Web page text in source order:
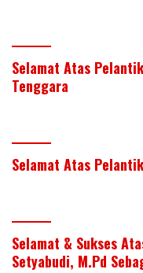
Selamat Atas
Tenggara
Selamat Atas
Selamat & Sukses
Setyabudi, M.Pd